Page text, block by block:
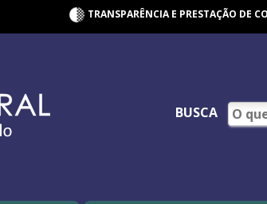
TRANSPARÊNCIA E PRESTAÇÃO DE
BUSCA